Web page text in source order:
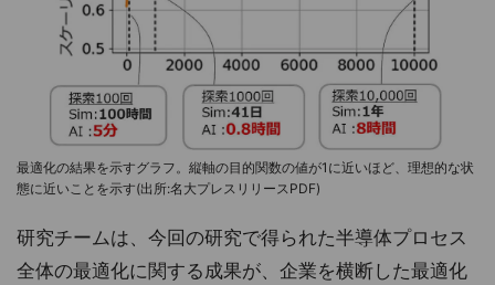
最適化の結果を示すグラフ。縦軸の目的関数の値が1に近いほど、理想的な状
態に近いことを示す(出所:名大プレスリリースPDF)
研究チームは、今回の研究で得られた半導体プロセス
全体の最適化に関する成果が、企業を横断した最適化